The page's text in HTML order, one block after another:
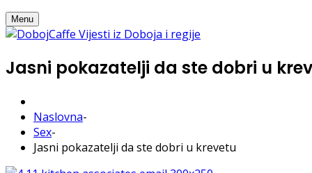
Menu
Jasni pokazatelji da ste dobri u
Naslovna-
Sex-
Jasni pokazatelji da ste dobri u krevetu